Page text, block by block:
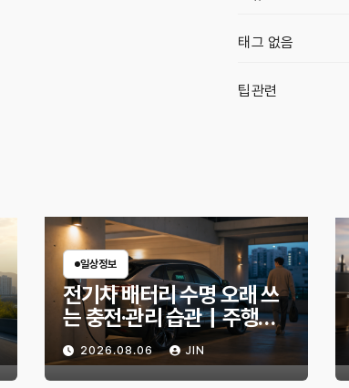
태그 없음
팁관련
일상정보
전기차 배터리 수명 오래 쓰
는 충전·관리 습관｜주행거
리 불안 줄이는 현실적인 방
법2026.08.06 JIN